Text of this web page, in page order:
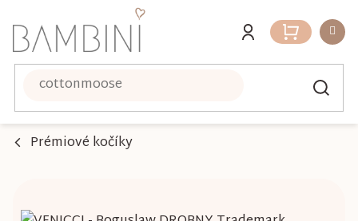
na
obsah
Nákupný
košík
Prémiové kočíky